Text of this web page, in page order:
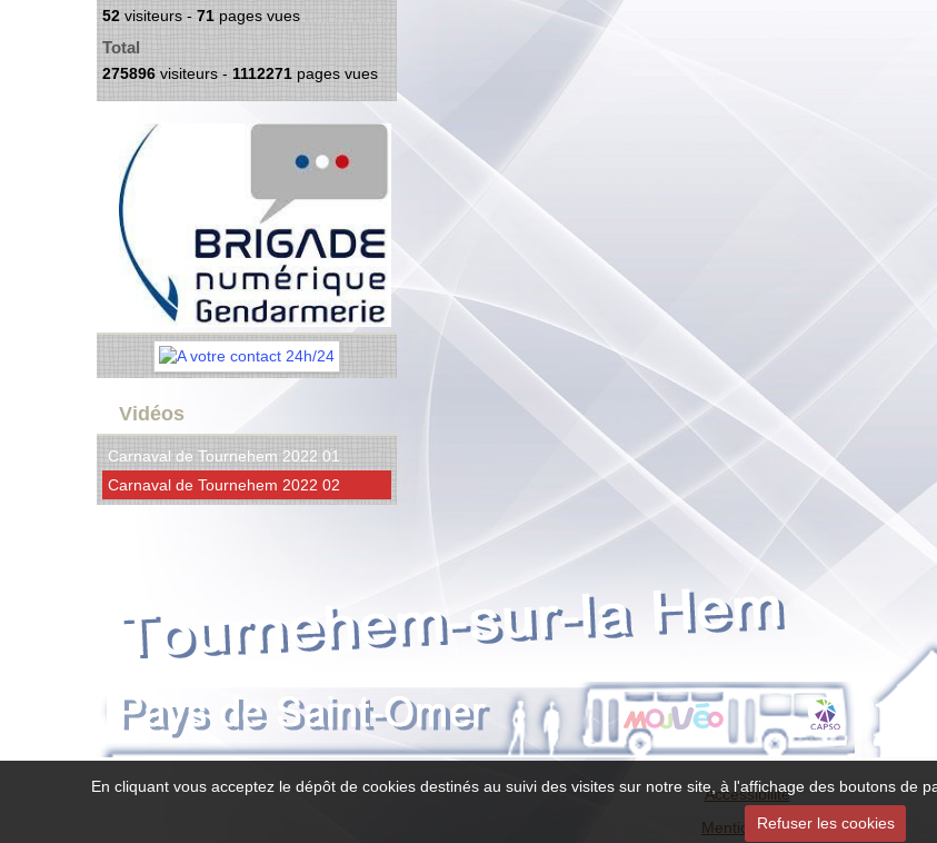
52 visiteurs - 71 pages vues
Total
275896 visiteurs - 1112271 pages vues
Vidéos
Carnaval de Tournehem 2022 01
Carnaval de Tournehem 2022 02
Accessibilité
Mentions légales
En cliquant vous acceptez le dépôt de cookies destinés au suivi des visites sur notre site, à l'affichage des boutons de
Refuser les cookies